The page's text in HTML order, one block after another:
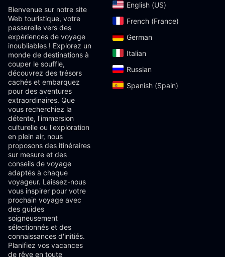
Bienvenue sur notre site
Web touristique, votre
passerelle vers des
expériences de voyage
inoubliables ! Explorez un
monde de destinations à
couper le souffle,
découvrez des trésors
cachés et embarquez
pour des aventures
extraordinaires. Que
vous recherchiez la
détente, l'immersion
culturelle ou l'exploration
en plein air, nous
proposons des itinéraires
sur mesure et des
conseils de voyage
adaptés à chaque
voyageur. Laissez-nous
vous inspirer pour votre
prochain voyage avec
des guides
soigneusement
sélectionnés et des
connaissances d'initiés.
Planifiez vos vacances
de rêve en toute
English (US)‎
French (France)‎
German‎
Italian‎
Russian‎
Spanish (Spain)‎